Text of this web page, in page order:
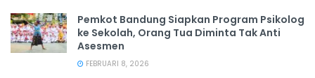
Pemkot Bandung Siapkan Program Psikolog
ke Sekolah, Orang Tua Diminta Tak Anti
Asesmen
FEBRUARI 8, 2026